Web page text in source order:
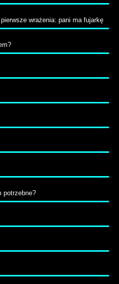
wrażenia: pani ma fujarkę
potrzebne?